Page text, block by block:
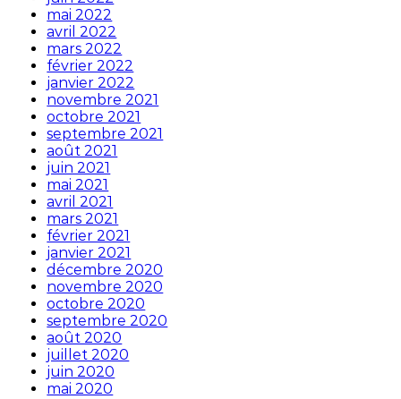
mai 2022
avril 2022
mars 2022
février 2022
janvier 2022
novembre 2021
octobre 2021
septembre 2021
août 2021
juin 2021
mai 2021
avril 2021
mars 2021
février 2021
janvier 2021
décembre 2020
novembre 2020
octobre 2020
septembre 2020
août 2020
juillet 2020
juin 2020
mai 2020